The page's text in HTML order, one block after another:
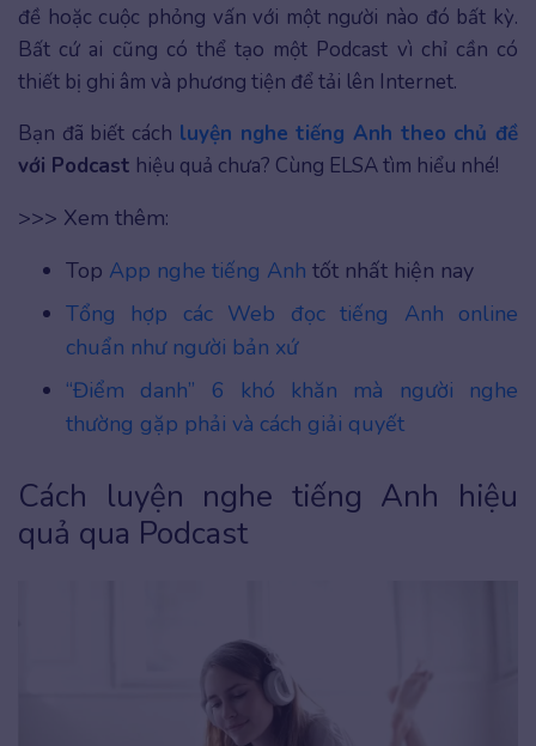
đề hoặc cuộc phỏng vấn với một người nào đó bất kỳ.
Bất cứ ai cũng có thể tạo một Podcast vì chỉ cần có
thiết bị ghi âm và phương tiện để tải lên Internet.
Bạn đã biết cách luyện nghe tiếng Anh theo chủ đề
với Podcast hiệu quả chưa? Cùng ELSA tìm hiểu nhé!
>>> Xem thêm:
Top App nghe tiếng Anh tốt nhất hiện nay
Tổng hợp các Web đọc tiếng Anh online
chuẩn như người bản xứ
“Điểm danh” 6 khó khăn mà người nghe
thường gặp phải và cách giải quyết
Cách luyện nghe tiếng Anh hiệu
quả qua Podcast